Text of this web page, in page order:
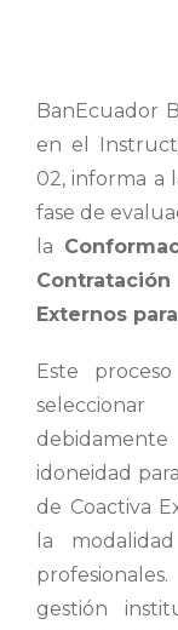
BanEcuador
en el
02, informa a
fase de
la
Externos
Este
idoneidad
de Coactiva
la
gestión